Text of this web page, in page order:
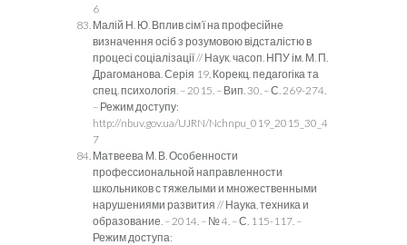
6
Малій Н. Ю. Вплив сім’ї на професійне
визначення осіб з розумовою відсталістю в
процесі соціалізації // Наук. часоп. НПУ ім. М. П.
Драгоманова. Серія 19, Корекц. педагогіка та
спец. психологія. – 2015. – Вип. 30. – С. 269-274.
– Режим доступу:
http://nbuv.gov.ua/UJRN/Nchnpu_019_2015_30_4
7
Матвеева М. В. Особенности
профессиональной направленности
школьников с тяжелыми и множественными
нарушениями развития // Наука, техника и
образование. – 2014. – № 4. – С. 115-117. –
Режим доступа: